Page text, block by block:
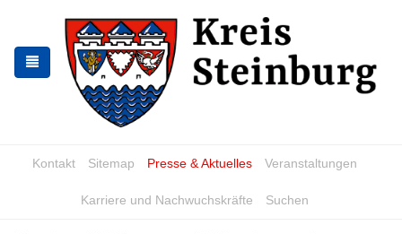
springen
springen
Kontakt Sitemap Presse & Aktuelles Veranstaltungen
Karriere und Nachwuchskräfte Suchen